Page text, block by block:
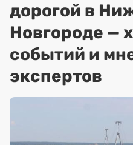
дорогой в
Новгороде —
событий и
экспертов